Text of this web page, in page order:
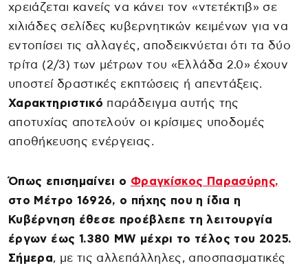
χρειάζεται κανείς να κάνει τον «ντετέκτιβ» σε
χιλιάδες σελίδες κυβερνητικών κειμένων για να
εντοπίσει τις αλλαγές, αποδεικνύεται ότι τα δύο
τρίτα (2/3) των μέτρων του «Ελλάδα 2.0» έχουν
υποστεί δραστικές εκπτώσεις ή απεντάξεις.
Χαρακτηριστικό παράδειγμα αυτής της
αποτυχίας αποτελούν οι κρίσιμες υποδομές
αποθήκευσης ενέργειας.
Όπως επισημαίνει ο Φραγκίσκος Παρασύρης,
στο Μέτρο 16926, ο πήχης που η ίδια η
Κυβέρνηση έθεσε προέβλεπε τη λειτουργία
έργων έως 1.380 MW μέχρι το τέλος του 2025.
Σήμερα, με τις αλλεπάλληλες, αποσπασματικές